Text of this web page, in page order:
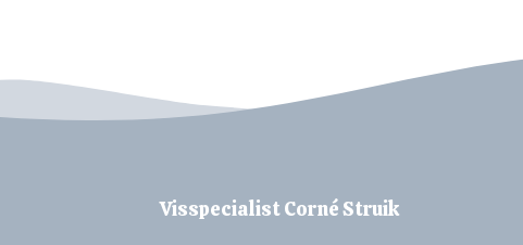
Visspecialist Corné Struik